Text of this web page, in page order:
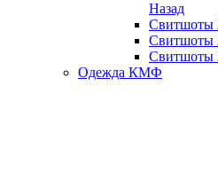
Назад
Свитшоты
Свитшоты
Свитшоты
Одежда КМФ